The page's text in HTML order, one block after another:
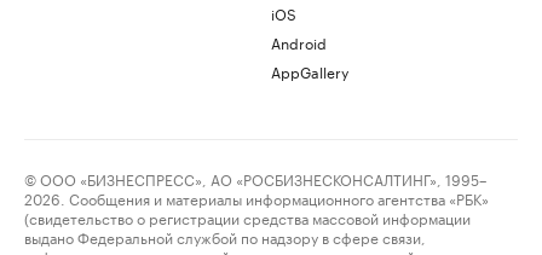
iOS
Android
AppGallery
© ООО «БИЗНЕСПРЕСС», АО «РОСБИЗНЕСКОНСАЛТИНГ», 1995–
2026. Сообщения и материалы информационного агентства «РБК»
(свидетельство о регистрации средства массовой информации
выдано Федеральной службой по надзору в сфере связи,